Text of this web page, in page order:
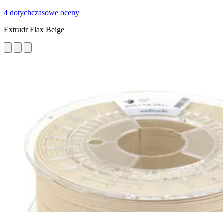
4 dotychczasowe oceny
Extrudr Flax Beige